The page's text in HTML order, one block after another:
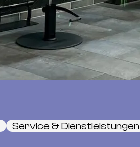
Service & Dienstleistungen